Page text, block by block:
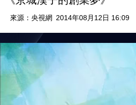
來源： 央視網 2014年08月12日 16:09